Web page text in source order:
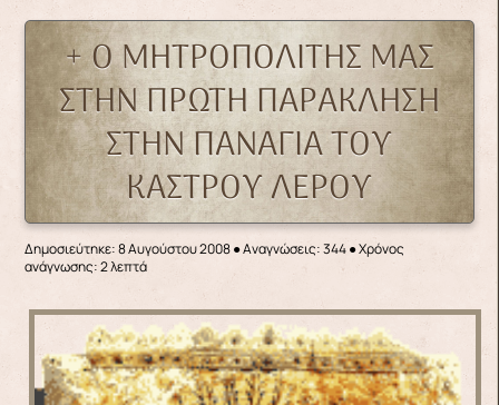
+ Ο ΜΗΤΡΟΠΟΛΙΤΗΣ ΜΑΣ
ΣΤΗΝ ΠΡΩΤΗ ΠΑΡΑΚΛΗΣΗ
ΣΤΗΝ ΠΑΝΑΓΙΑ ΤΟΥ
ΚΑΣΤΡΟΥ ΛΕΡΟΥ
Δημοσιεύτηκε: 8 Αυγούστου 2008●Αναγνώσεις: 344● Χρόνος
ανάγνωσης: 2 λεπτά